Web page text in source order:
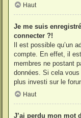
Haut
Je me suis
connecter ?!
Il est possible qu’un
compte. En effet, il
membres ne postant
données. Si cela
plus investi sur le
Haut
J’ai perdu mon mot